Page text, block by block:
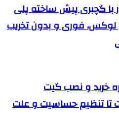
با گچبری پیش ساخته پلی
لوکس، فوری و بدون تخریب
خرید و نصب گیت
تا تنظیم حساسیت و علت